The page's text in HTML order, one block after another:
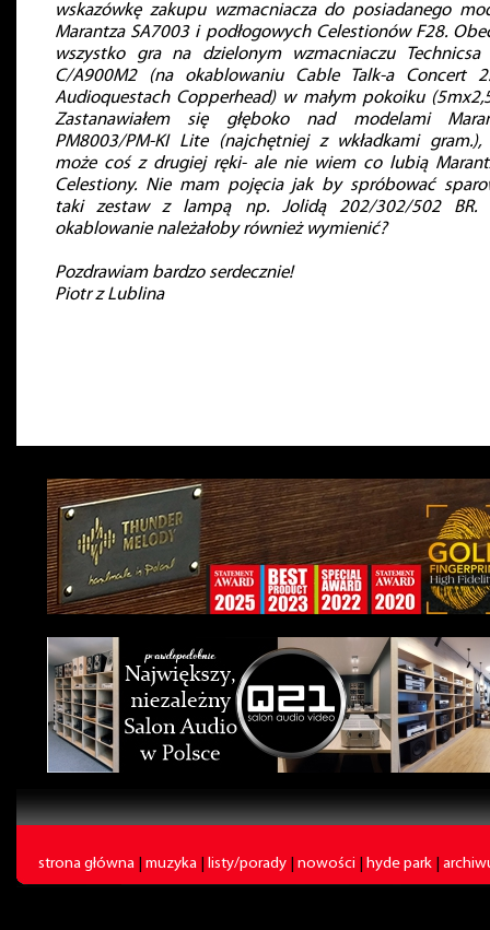
wskazówkę zakupu wzmacniacza do posiadanego
Marantza SA7003 i podłogowych Celestionów F28.
wszystko gra na dzielonym wzmacniaczu Technicsa
C/A900M2 (na okablowaniu Cable Talk-a Concert
Audioquestach Copperhead) w małym pokoiku
Zastanawiałem się głęboko nad modelami
PM8003/PM-KI Lite (najchętniej z wkładkami
może coś z drugiej ręki- ale nie wiem co lubią
Celestiony. Nie mam pojęcia jak by spróbować
taki zestaw z lampą np. Jolidą 202/302/502 BR.
okablowanie należałoby również wymienić?
Pozdrawiam bardzo serdecznie!
Piotr z Lublina
strona główna muzyka listy/porady nowości hyde park